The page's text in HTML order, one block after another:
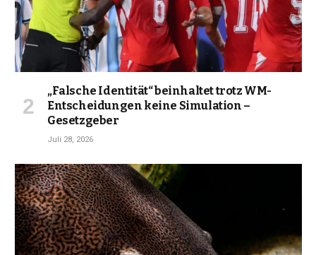
„Falsche Identität“ beinhaltet trotz WM-
Entscheidungen keine Simulation –
Gesetzgeber
Juli 28, 2026